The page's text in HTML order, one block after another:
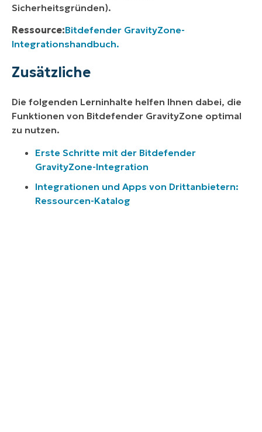
Sicherheitsgründen).
Ressource:Bitdefender GravityZone-
Integrationshandbuch.
Zusätzliche
Die folgenden Lerninhalte helfen Ihnen dabei, die
Funktionen von Bitdefender GravityZone optimal
zu nutzen.
Erste Schritte mit der Bitdefender
GravityZone-Integration
Integrationen und Apps von Drittanbietern:
Ressourcen-Katalog